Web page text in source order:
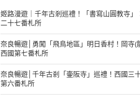
姬路漫遊｜千年古剎巡禮！「書寫山圓教寺」
二十七番札所
奈良暢遊│勇闖「飛鳥地區」明日香村！岡寺(
西國第七番札所
奈良暢遊│千年古剎「壷阪寺」巡禮！西國三
第六番札所